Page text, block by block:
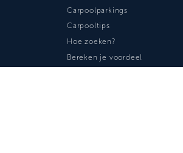
Carpoolparkings
Carpooltips
Hoe zoeken?
Bereken je voordeel